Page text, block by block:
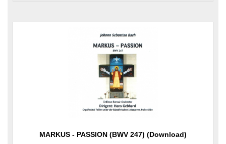
MARKUS - PASSION (BWV 247) (Download)